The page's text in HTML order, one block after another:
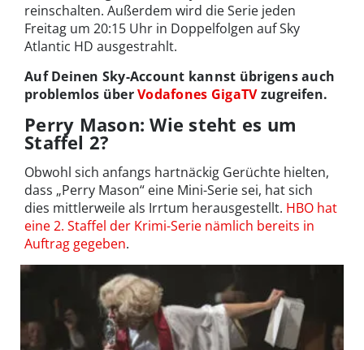
reinschalten. Außerdem wird die Serie jeden
Freitag um 20:15 Uhr in Doppelfolgen auf Sky
Atlantic HD ausgestrahlt.
Auf Deinen Sky-Account kannst übrigens auch
problemlos überVodafones GigaTVzugreifen.
Perry Mason: Wie steht es um
Staffel 2?
Obwohl sich anfangs hartnäckig Gerüchte hielten,
dass „Perry Mason“ eine Mini-Serie sei, hat sich
dies mittlerweile als Irrtum herausgestellt. HBO hat
eine 2. Staffel der Krimi-Serie nämlich bereits in
Auftrag gegeben.